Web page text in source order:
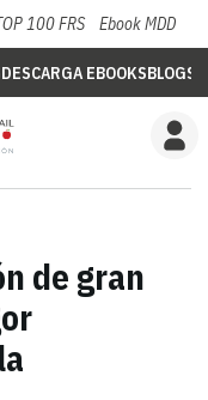
100 FRS Ebook MDD
DESCARGA EBOOKSBLOGS
de gran